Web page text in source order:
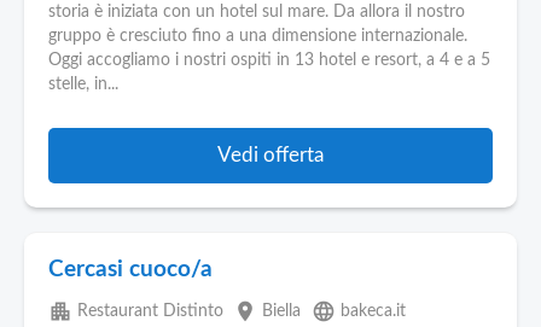
storia è iniziata con un hotel sul mare. Da allora il nostro
gruppo è cresciuto fino a una dimensione internazionale.
Oggi accogliamo i nostri ospiti in 13 hotel e resort, a 4 e a 5
stelle, in...
Vedi offerta
Cercasi cuoco/a
apartment Restaurant Distinto place Biella language bakeca.it